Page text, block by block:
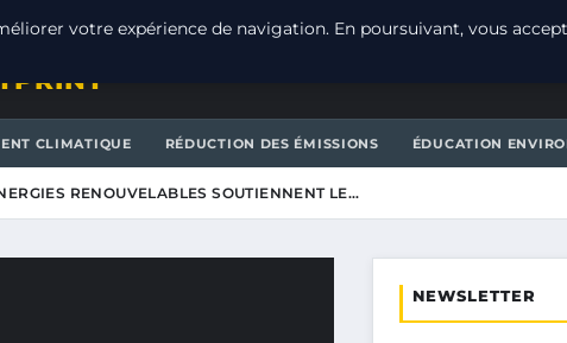
CLIMATIQUE RÉDUCTION DES ÉMISSIONS ÉDUCATION
RENOUVELABLES SOUTIENNENT LE…
NEWSLETTER
votre expérience de navigation. En poursuivant, vous